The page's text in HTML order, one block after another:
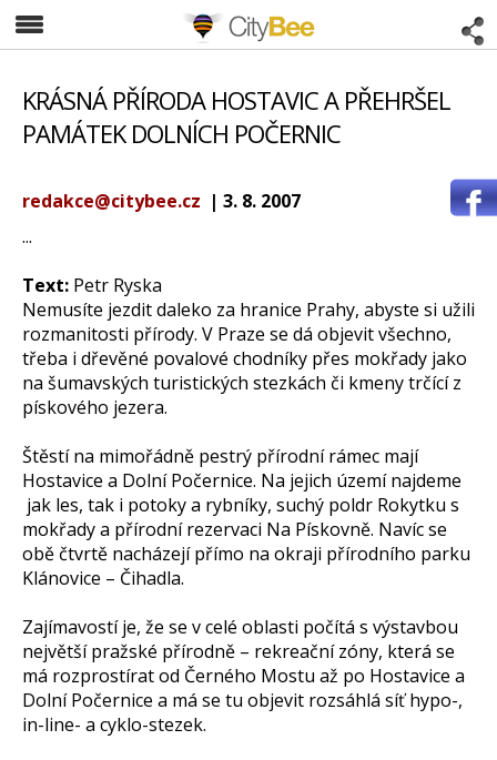
CityBee
KRÁSNÁ PŘÍRODA HOSTAVIC A PŘEHRŠEL
PAMÁTEK DOLNÍCH POČERNIC
redakce@citybee.cz | 3. 8. 2007
...
Text: Petr Ryska
Nemusíte jezdit daleko za hranice Prahy, abyste si užili
rozmanitosti přírody. V Praze se dá objevit všechno,
třeba i dřevěné povalové chodníky přes mokřady jako
na šumavských turistických stezkách či kmeny trčící z
pískového jezera.
Štěstí na mimořádně pestrý přírodní rámec mají
Hostavice a Dolní Počernice. Na jejich území najdeme
jak les, tak i potoky a rybníky, suchý poldr Rokytku s
mokřady a přírodní rezervaci Na Pískovně. Navíc se
obě čtvrtě nacházejí přímo na okraji přírodního parku
Klánovice – Čihadla.
Zajímavostí je, že se v celé oblasti počítá s výstavbou
největší pražské přírodně – rekreační zóny, která se
má rozprostírat od Černého Mostu až po Hostavice a
Dolní Počernice a má se tu objevit rozsáhlá síť hypo-,
in-line- a cyklo-stezek.